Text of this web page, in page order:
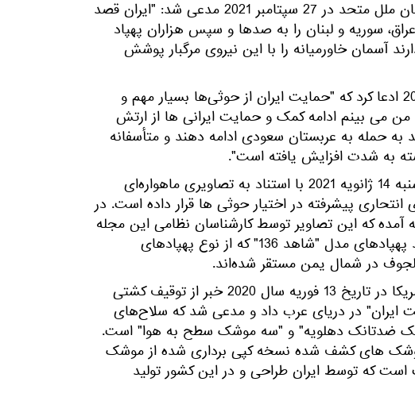
نشست مجمع عمومی سازمان ملل متحد در 27 سپتامبر 2021 مدعی شد: "ایران قصد
سوریه و لبنان را به صدها و سپس هزاران پهپاد
آسمان خاورمیانه را با این نیروی مرگبار پوشش
6. لندرکینگ در 21 آوریل 2021 ادعا کرد که "حمایت ایران از حوثی‌ها بسیار مهم و
می بینم ادامه کمک و حمایت ایرانی ها از ارتش
به حمله به عربستان سعودی ادامه دهند و متأسفانه
به شدت افزایش یافته است".
7. نشریه نیوزویک روز پنج‌شنبه 14 ژانویه 2021 با استناد به تصاویری ماهواره‌ای
پیشرفته در اختیار حوثی ها قرار داده است. در
که این تصاویر توسط کارشناسان نظامی این مجله
بررسی شده و نشان می‌دهد پهپادهای مدل "شاهد 136" که از نوع پهپادهای
در شمال یمن مستقر شده‌اند.
8. ستاد فرماندهی مرکزی آمریکا در تاریخ 13 فوریه سال 2020 خبر از توقیف کشتی
در دریای عرب داد و مدعی شد که سلاح‌های
شامل "150 موشک ضدتانک دهلویه" و "سه موشک سطح به هوا" است.
موشک های کشف شده نسخه کپی برداری شده از موشک
که توسط ایران طراحی و در این کشور تولید